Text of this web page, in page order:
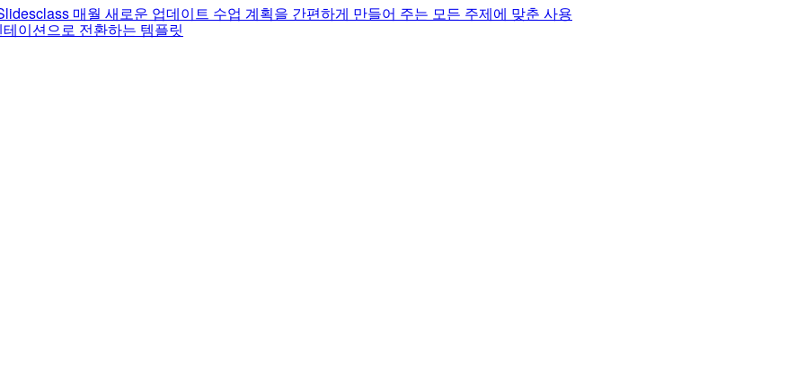
매월 새로운 업데이트 수업 계획을 간편하게 만들어 주는 모든 주제에 맞춘 사용
이션으로 전환하는 템플릿